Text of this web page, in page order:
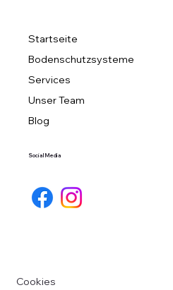
Startseite
Bodenschutzsysteme
Services
Unser Team
Blog
Social Media
Cookies